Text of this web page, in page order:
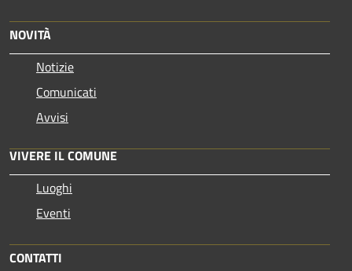
NOVITÀ
Notizie
Comunicati
Avvisi
VIVERE IL COMUNE
Luoghi
Eventi
CONTATTI